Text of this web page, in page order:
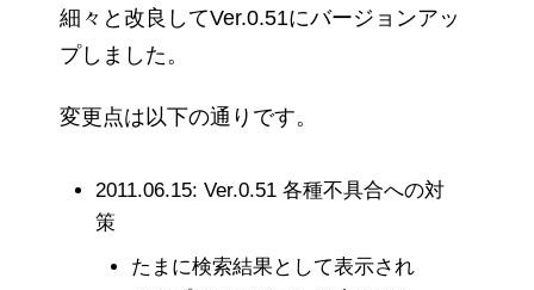
細々と改良してVer.0.51にバージョンアッ
プしました。
変更点は以下の通りです。
2011.06.15: Ver.0.51 各種不具合への対
策
たまに検索結果として表示され